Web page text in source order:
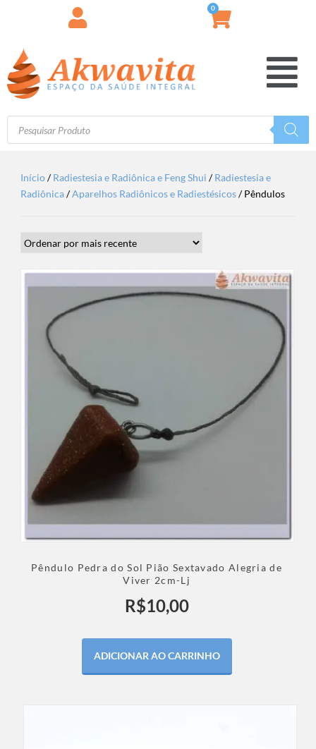
0
Início/Radiestesia e Radiônica e Feng Shui /Radiestesia e
Radiônica/Aparelhos Radiônicos e Radiestésicos/ Pêndulos
Pêndulo Pedra do Sol Pião Sextavado Alegria de
Viver 2cm-Lj
R$10,00
ADICIONAR AO CARRINHO